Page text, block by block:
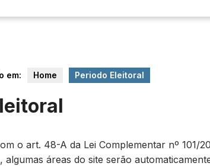
em: Home Periodo Eleitoral
o art. 48-A da Lei Complementar nº 101/
áreas do site serão